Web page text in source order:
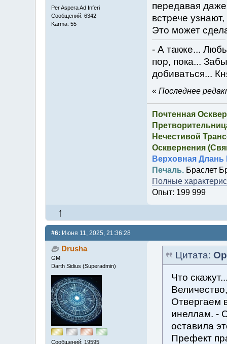
Per Aspera Ad Inferi
Сообщений: 6342
Karma: 55
передавая
встрече
Это может
- А также...
пор, пока...
добиваться...
« Последнее
Почтенная
Нечестивой
Осквернения
Верховная Длань
Печаль.Браслет
Полные
Опыт: 199 999
#6: Июня 11, 2025, 21:36:28
Drusha
GM
Darth Sidius (Superadmin)
Сообщений: 19595
Цитата:
Что
Отвергаем
инеллам. -
оставила
Префект